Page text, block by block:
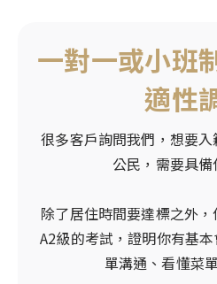
聖露西亞
多米尼克
安地卡及巴布達
澳洲
格瑞那達概述
聖基茨與尼維斯概述
多米尼克概述
安地卡及巴布達概述
紐西蘭概述
公民入籍專區
移民語文專區
歐洲移民專區
加勒比海移民專區
聯繫我們
0800-885107EN ZH
一對一或小班
適性
很多客戶詢問我們，想要
公民，需要具備
除了居住時間要達標之外
A2級的考試，證明你有基
單溝通、看懂菜